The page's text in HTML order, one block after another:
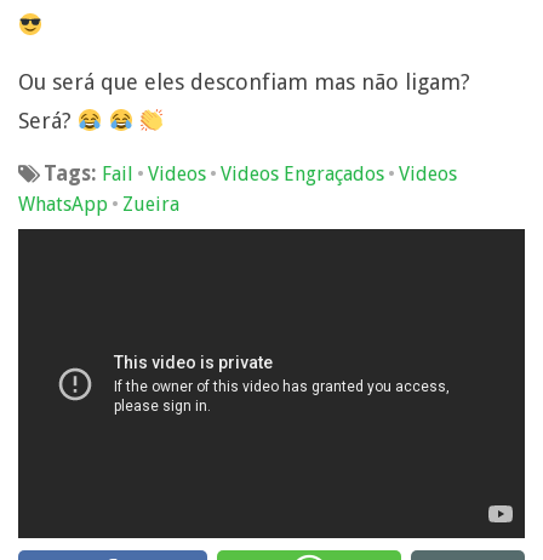
Ou será que eles desconfiam mas não ligam?
Será?
Tags: Fail • Videos • Videos Engraçados • Videos
WhatsApp • Zueira